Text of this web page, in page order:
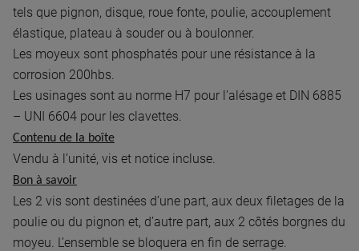
tels que pignon, disque, roue fonte, poulie, accouplement
élastique, plateau à souder ou à boulonner.
Les moyeux sont phosphatés pour une résistance à la
corrosion 200hbs.
Les usinages sont au norme H7 pour l’alésage et DIN 6885
– UNI 6604 pour les clavettes.
Contenu de la boîte
Vendu à l’unité, vis et notice incluse.
Bon à savoir
Les 2 vis sont destinées d’une part, aux deux filetages de la
poulie ou du pignon et, d’autre part, aux 2 côtés borgnes du
moyeu. L’ensemble se bloquera en fin de serrage.